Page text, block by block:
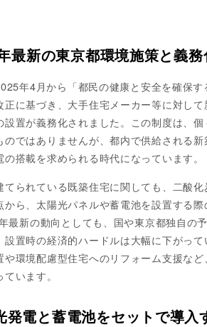
最新の東京都環境施策と義
年4月から「都民の健康と安全を確保
正に基づき、大手住宅メーカー等に対し
設置が義務化されました。この制度は、
のではありませんが、都内で供給される
の搭載を求められる時代になっています。
てられている既築住宅に関しても、二酸
から、太陽光パネルや蓄電池を設置する
最新の動向としても、国や東京都独自の
設置時の経済的ハードルは大幅に下がっ
や環境配慮型住宅へのリフォーム支援な
います。
発電と蓄電池をセットで導入